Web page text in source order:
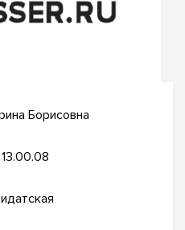
Борисовна
13.00.08